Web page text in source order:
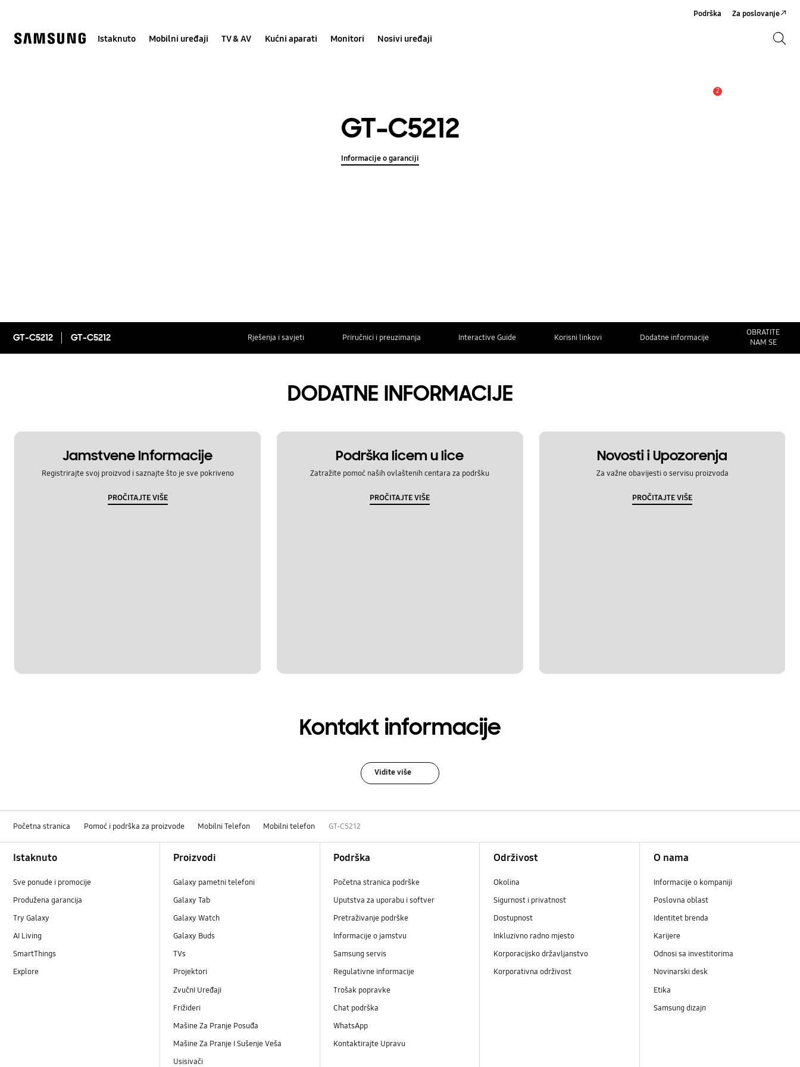
help
Istaknuto Mobilni uređaji TV & AV Kućni aparati Monitori Nosivi uređaji
Podrška Za poslovanje
2
GT-C5212
Informacije o garanciji
GT-C5212 GT-C5212 Rješenja i savjeti Priručnici i preuzimanja Interactive Guide Korisni linkovi Dodatne informacije
OBRATITE
NAM SE
DODATNE INFORMACIJE
Jamstvene Informacije
Registrirajte svoj proizvod i saznajte što je sve pokriveno
PROČITAJTE VIŠE
Podrška licem u lice
Zatražite pomoć naših ovlaštenih centara za podršku
PROČITAJTE VIŠE
Novosti i Upozorenja
Za važne obavijesti o servisu proizvoda
PROČITAJTE VIŠE
Kontakt informacije
Vidite više
Početna stranica Pomoć i podrška za proizvode Mobilni Telefon Mobilni telefon GT-C5212
Istaknuto
Sve ponude i promocije
Produžena garancija
Try Galaxy
AI Living
SmartThings
Explore
Proizvodi
Galaxy pametni telefoni
Galaxy Tab
Galaxy Watch
Galaxy Buds
TVs
Projektori
ZvučnI Uređaji
Frižideri
Mašine Za Pranje Posuđa
Mašine Za Pranje I Sušenje Veša
Usisivači
Podrška
Početna stranica podrške
Uputstva za uporabu i softver
Pretraživanje podrške
Informacije o jamstvu
Samsung servis
Regulativne informacije
Trošak popravke
Chat podrška
WhatsApp
Kontaktirajte Upravu
Održivost
Okolina
Sigurnost i privatnost
Dostupnost
Inkluzivno radno mjesto
Korporacijsko državljanstvo
Korporativna održivost
O nama
Informacije o kompaniji
Poslovna oblast
Identitet brenda
Karijere
Odnosi sa investitorima
Novinarski desk
Etika
Samsung dizajn